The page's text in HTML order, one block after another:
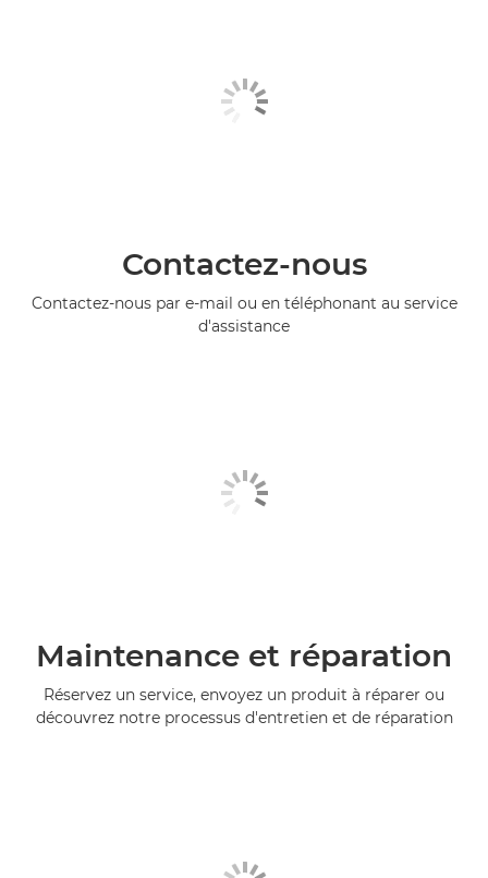
Contactez-nous
Contactez-nous par e-mail ou en téléphonant au service
d'assistance
Maintenance et réparation
Réservez un service, envoyez un produit à réparer ou
découvrez notre processus d'entretien et de réparation